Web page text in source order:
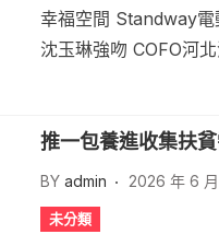
幸福空間 Standway電
沈玉琳強吻 COFO河
推一包養進收集扶
BY admin 2026 年 6
未分類